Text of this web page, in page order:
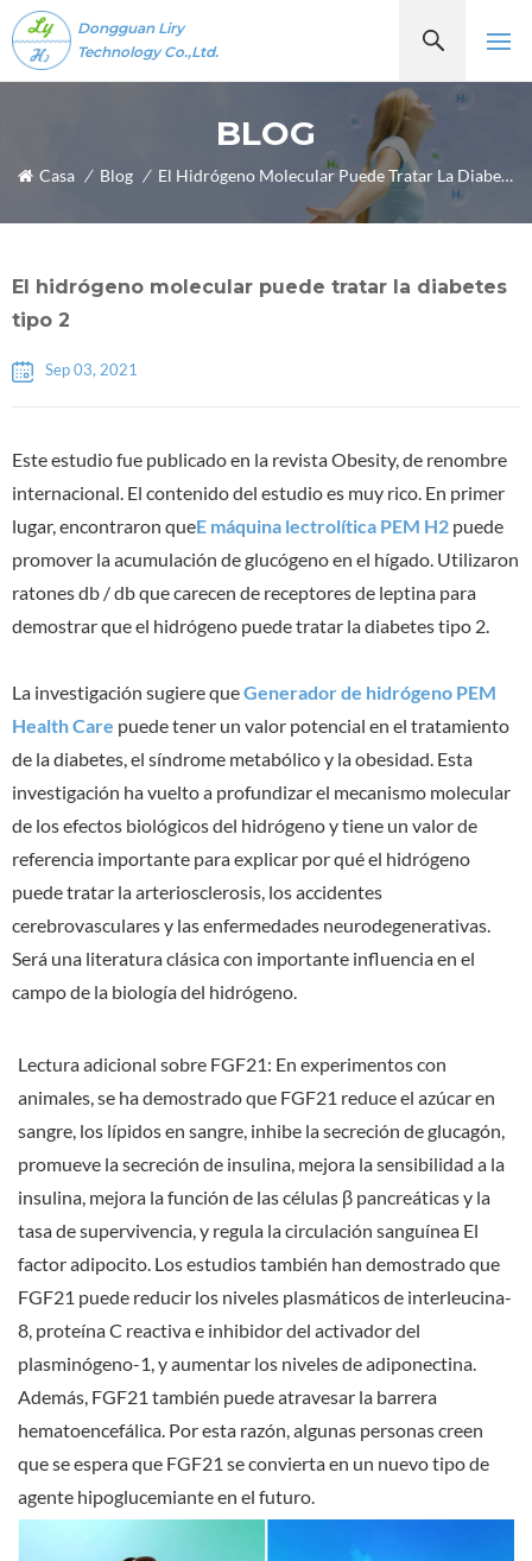
Dongguan Liry
Technology Co.,Ltd.
BLOG
Casa / Blog / El Hidrógeno Molecular Puede Tratar La Diabetes Tipo 2
El hidrógeno molecular puede tratar la diabetes
tipo 2
Sep 03, 2021
Este estudio fue publicado en la revista Obesity, de renombre
internacional. El contenido del estudio es muy rico. En primer
lugar, encontraron queE máquina lectrolítica PEM H2 puede
promover la acumulación de glucógeno en el hígado. Utilizaron
ratones db / db que carecen de receptores de leptina para
demostrar que el hidrógeno puede tratar la diabetes tipo 2.
La investigación sugiere queGenerador de hidrógeno PEM
Health Care puede tener un valor potencial en el tratamiento
de la diabetes, el síndrome metabólico y la obesidad. Esta
investigación ha vuelto a profundizar el mecanismo molecular
de los efectos biológicos del hidrógeno y tiene un valor de
referencia importante para explicar por qué el hidrógeno
puede tratar la arteriosclerosis, los accidentes
cerebrovasculares y las enfermedades neurodegenerativas.
Será una literatura clásica con importante influencia en el
campo de la biología del hidrógeno.
Lectura adicional sobre FGF21: En experimentos con
animales, se ha demostrado que FGF21 reduce el azúcar en
sangre, los lípidos en sangre, inhibe la secreción de glucagón,
promueve la secreción de insulina, mejora la sensibilidad a la
insulina, mejora la función de las células β pancreáticas y la
tasa de supervivencia, y regula la circulación sanguínea El
factor adipocito. Los estudios también han demostrado que
FGF21 puede reducir los niveles plasmáticos de interleucina-
8, proteína C reactiva e inhibidor del activador del
plasminógeno-1, y aumentar los niveles de adiponectina.
Además, FGF21 también puede atravesar la barrera
hematoencefálica. Por esta razón, algunas personas creen
que se espera que FGF21 se convierta en un nuevo tipo de
agente hipoglucemiante en el futuro.